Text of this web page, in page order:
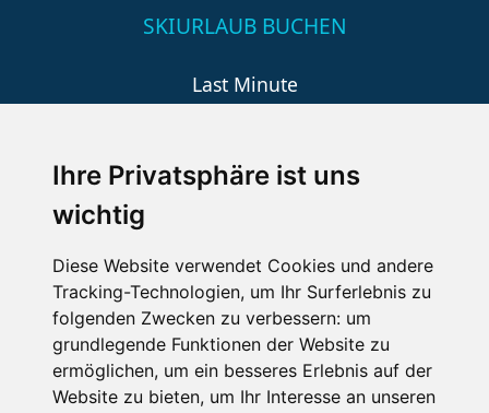
Ihre Privatsphäre ist uns
wichtig
Diese Website verwendet Cookies und andere
Tracking-Technologien, um Ihr Surferlebnis zu
folgenden Zwecken zu verbessern: um
grundlegende Funktionen der Website zu
ermöglichen, um ein besseres Erlebnis auf der
Website zu bieten, um Ihr Interesse an unseren
SKIURLAUB BUCHEN
Last Minute
Wellness
SCHNEEHÖHEN SKI APP
Die Schneehoehen Ski APP für iOS und Android - Ein
Muss für alle Wintersportler und Schneefreaks!